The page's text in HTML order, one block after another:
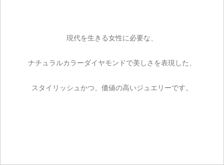
現代を生きる女性に必要な、
ナチュラルカラーダイヤモンドで美しさを表現した、
スタイリッシュかつ、価値の高いジュエリーです。